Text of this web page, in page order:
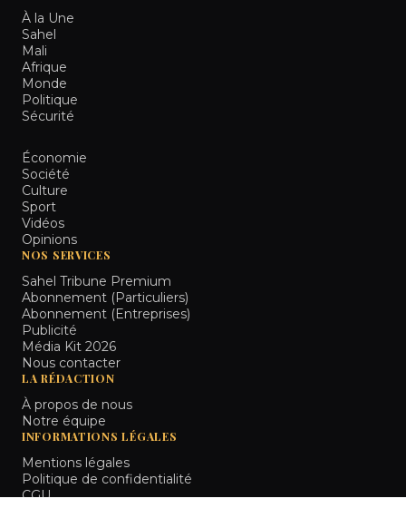
À la Une
Sahel
Mali
Afrique
Monde
Politique
Sécurité
Économie
Société
Culture
Sport
Vidéos
Opinions
NOS SERVICES
Sahel Tribune Premium
Abonnement (Particuliers)
Abonnement (Entreprises)
Publicité
Média Kit 2026
Nous contacter
LA RÉDACTION
À propos de nous
Notre équipe
INFORMATIONS LÉGALES
Mentions légales
Politique de confidentialité
CGU